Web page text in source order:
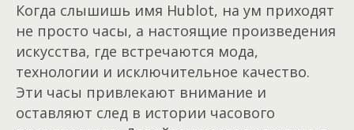
Когда слышишь имя Hublot, на ум приходят
не просто часы, а настоящие произведения
искусства, где встречаются мода,
технологии и исключительное качество.
Эти часы привлекают внимание и
оставляют след в истории часового